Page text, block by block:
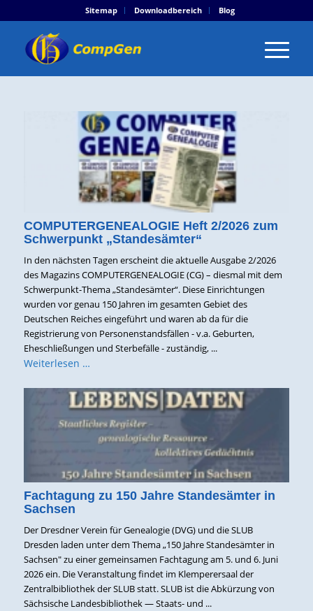
Sitemap Downloadbereich Blog
COMPUTERGENEALOGIE Heft 2/2026 zum
Schwerpunkt „Standesämter“
In den nächsten Tagen erscheint die aktuelle Ausgabe 2/2026
des Magazins COMPUTERGENEALOGIE (CG) – diesmal mit dem
Schwerpunkt-Thema „Standesämter“. Diese Einrichtungen
wurden vor genau 150 Jahren im gesamten Gebiet des
Deutschen Reiches eingeführt und waren ab da für die
Registrierung von Personenstandsfällen - v.a. Geburten,
Eheschließungen und Sterbefälle - zuständig, ...
Weiterlesen …
Fachtagung zu 150 Jahre Standesämter in
Sachsen
Der Dresdner Verein für Genealogie (DVG) und die SLUB
Dresden laden unter dem Thema „150 Jahre Standesämter in
Sachsen" zu einer gemeinsamen Fachtagung am 5. und 6. Juni
2026 ein. Die Veranstaltung findet im Klemperersaal der
Zentralbibliothek der SLUB statt. SLUB ist die Abkürzung von
Sächsische Landesbibliothek — Staats- und ...